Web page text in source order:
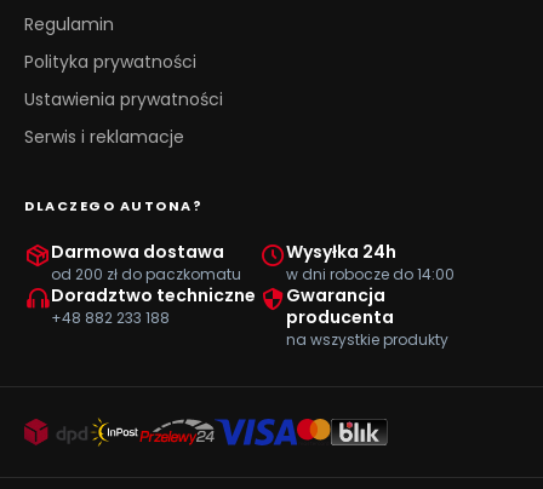
Regulamin
Polityka prywatności
Ustawienia prywatności
Serwis i reklamacje
DLACZEGO AUTONA?
Darmowa dostawa
od 200 zł do paczkomatu
Wysyłka 24h
w dni robocze do 14:00
Doradztwo techniczne
+48 882 233 188
Gwarancja
producenta
na wszystkie produkty